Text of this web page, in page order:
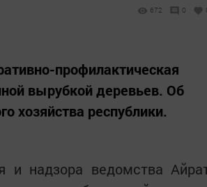
672 0
профилактическая
вырубкой деревьев. Об
хозяйства республики.
и надзора ведомства